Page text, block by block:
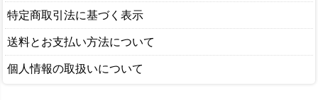
特定商取引法に基づく表示
送料とお支払い方法について
個人情報の取扱いについて